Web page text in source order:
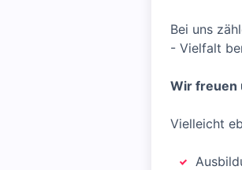
Bei uns
- Vielfalt
Wir freuen
Vielleicht